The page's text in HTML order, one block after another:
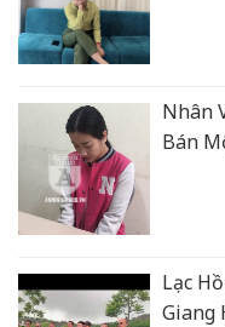
Nhân
Bán
Lạc
Giang